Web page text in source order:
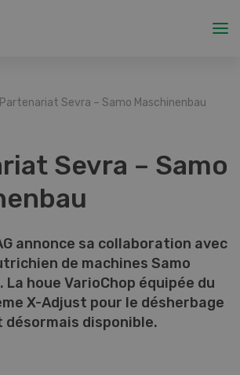
Partenariat Sevra – Samo Maschinenbau
Sevra – Samo
annonce sa collaboration avec
de machines Samo
La houe VarioChop équipée du
X-Adjust pour le désherbage
désormais disponible.